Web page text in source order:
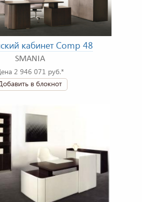
кабинет Comp 48
SMANIA
2 946 071 руб.*
в блокнот